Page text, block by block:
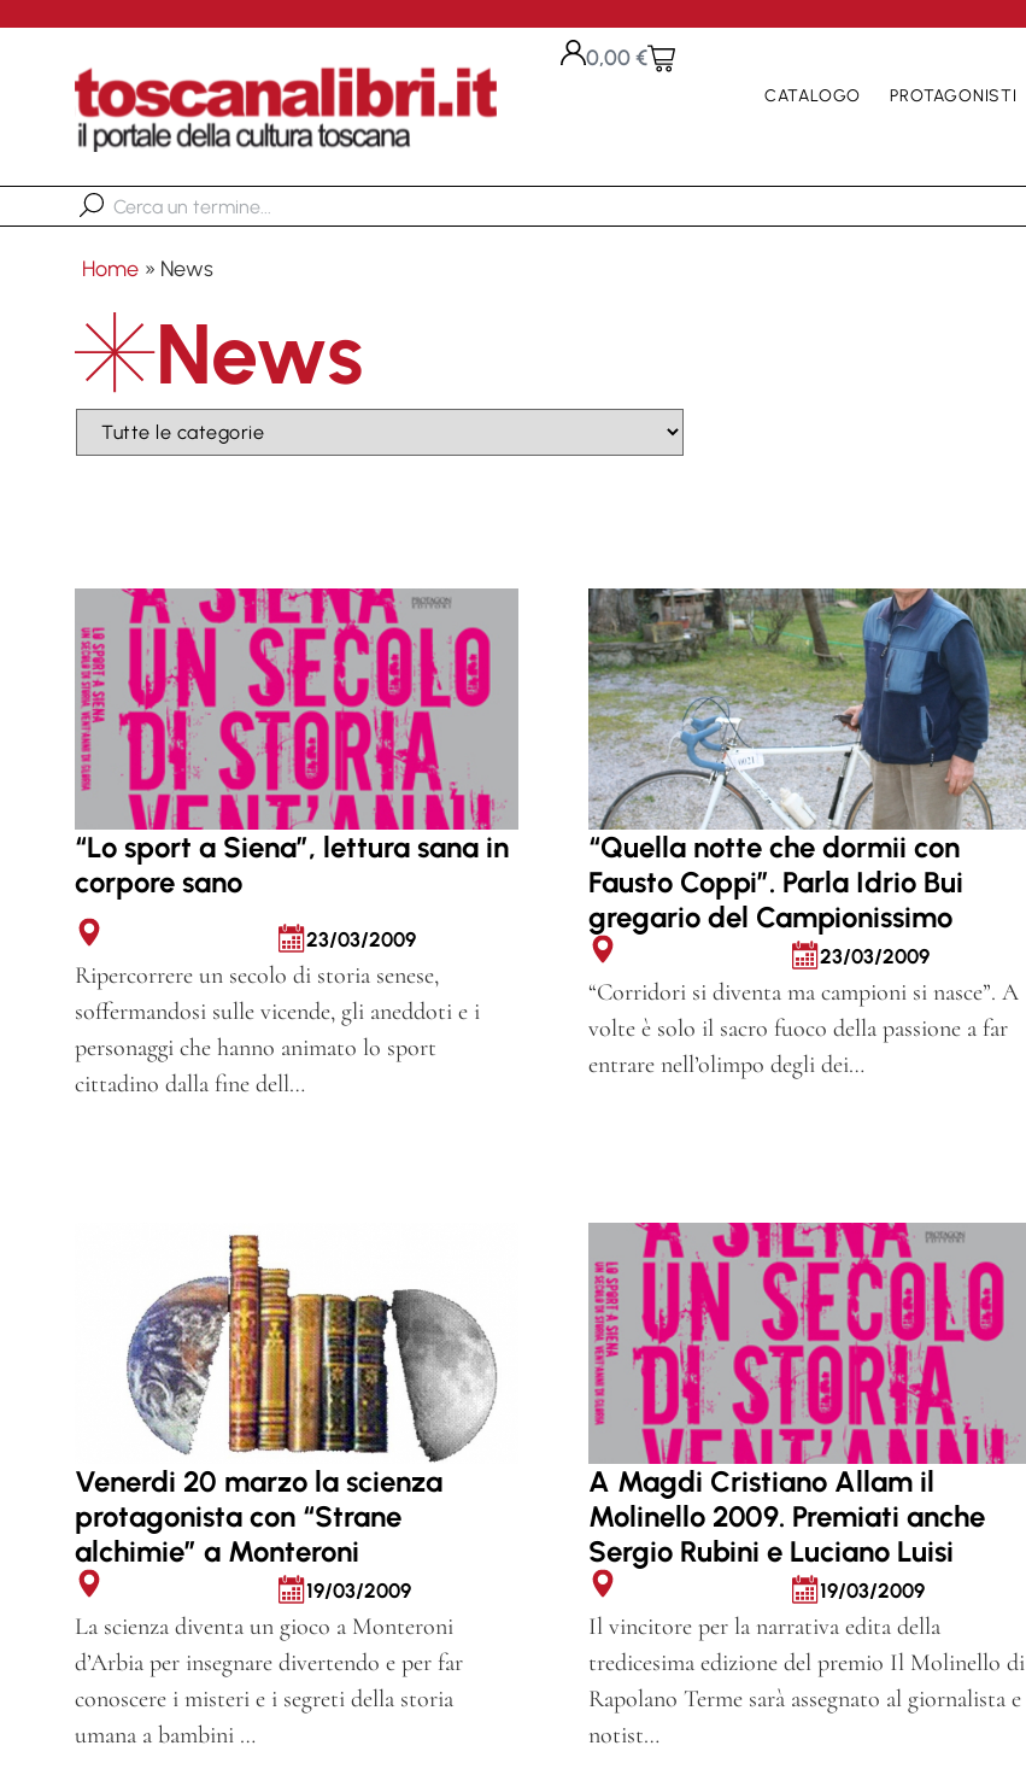
0,00€
CATALOGO PROTAGONISTI
Home » News
News
“Lo sport a Siena”, lettura sana in
corpore sano
23/03/2009
Ripercorrere un secolo di storia senese,
soffermandosi sulle vicende, gli aneddoti e i
personaggi che hanno animato lo sport
cittadino dalla fine dell…
“Quella notte che dormii con
Fausto Coppi”. Parla Idrio Bui
gregario del Campionissimo
23/03/2009
“Corridori si diventa ma campioni si nasce”. A
volte è solo il sacro fuoco della passione a far
entrare nell’olimpo degli dei…
Venerdi 20 marzo la scienza
protagonista con “Strane
alchimie” a Monteroni
19/03/2009
La scienza diventa un gioco a Monteroni
d’Arbia per insegnare divertendo e per far
conoscere i misteri e i segreti della storia
umana a bambini …
A Magdi Cristiano Allam il
Molinello 2009. Premiati anche
Sergio Rubini e Luciano Luisi
19/03/2009
Il vincitore per la narrativa edita della
tredicesima edizione del premio Il Molinello di
Rapolano Terme sarà assegnato al giornalista e
notist…